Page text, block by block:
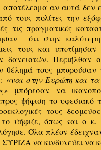
αποτέλεσμα αν αυτά δεν
τους πολίτες την
πραγματικές
ότι στην
τους και
δανειστών. Περιήλθαν
θέλημά τους μπορούσαν
«ναι στην Ευρώπη και
μπόρεσαν να
ψήφιση το υφεσιακό
τους
ψήφιζε, όπως και ο κ.
Όλα πλέον
να κινδυνεύει να